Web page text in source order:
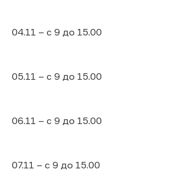
04.11 – с 9 до 15.00
05.11 – с 9 до 15.00
06.11 – с 9 до 15.00
07.11 – с 9 до 15.00